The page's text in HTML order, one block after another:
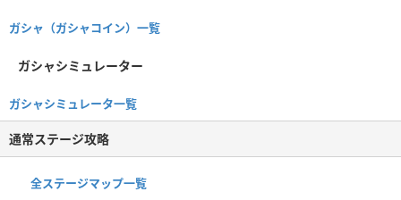
ガシャ（ガシャコイン）一覧
ガシャシミュレーター
ガシャシミュレータ一覧
通常ステージ攻略
全ステージマップ一覧